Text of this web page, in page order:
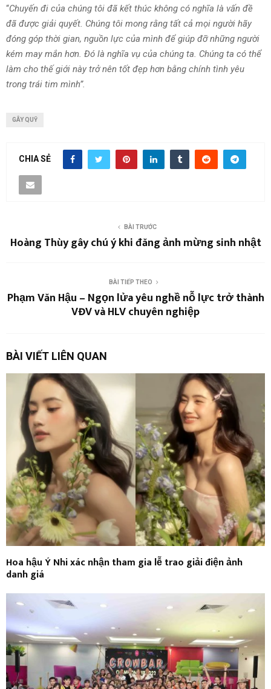
“Chuyến đi của chúng tôi đã kết thúc không có nghĩa là vấn đề
đã được giải quyết. Chúng tôi mong rằng tất cả mọi người hãy
đóng góp thời gian, nguồn lực của mình để giúp đỡ những người
kém may mắn hơn. Đó là nghĩa vụ của chúng ta. Chúng ta có thể
làm cho thế giới này trở nên tốt đẹp hơn bằng chính tình yêu
trong trái tim mình”.
GÂY QUỸ
CHIA SẺ
BÀI TRƯỚC
Hoàng Thùy gây chú ý khi đăng ảnh mừng sinh nhật
BÀI TIẾP THEO
Phạm Văn Hậu – Ngọn lửa yêu nghề nỗ lực trở thành
VĐV và HLV chuyên nghiệp
BÀI VIẾT LIÊN QUAN
Hoa hậu Ý Nhi xác nhận tham gia lễ trao giải điện ảnh
danh giá